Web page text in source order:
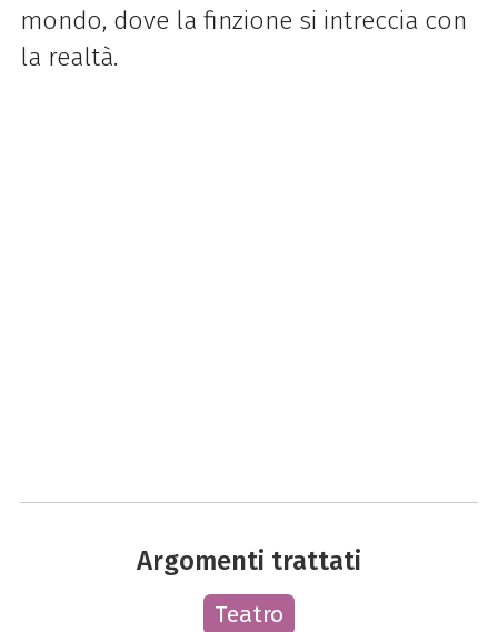
mondo, dove la finzione si intreccia con
la realtà.
Argomenti trattati
Teatro